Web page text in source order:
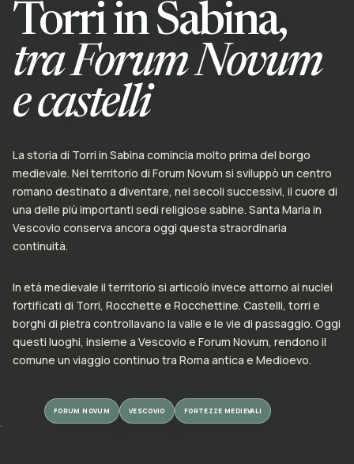
Torri in Sabina,
tra Forum Novum
e castelli
La storia di Torri in Sabina comincia molto prima del borgo
medievale. Nel territorio di Forum Novum si sviluppò un centro
romano destinato a diventare, nei secoli successivi, il cuore di
una delle più importanti sedi religiose sabine. Santa Maria in
Vescovio conserva ancora oggi questa straordinaria
continuità.
In età medievale il territorio si articolò invece attorno ai nuclei
fortificati di Torri, Rocchette e Rocchettine. Castelli, torri e
borghi di pietra controllavano la valle e le vie di passaggio. Oggi
questi luoghi, insieme a Vescovio e Forum Novum, rendono il
comune un viaggio continuo tra Roma antica e Medioevo.
FORUM NOVUM VESCOVIO FORTEZZE MEDIEVALI